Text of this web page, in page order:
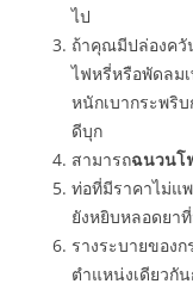
ไป
ถ้าคุณมีปล่องควั
ไฟหรี่หรือพัดลม
หนักเบากระพริ
ดีบุก
สามารถฉนวนโ
ท่อที่มีราคาไม่แ
ยังหยิบหลอดยา
รางระบายของ
ตำแหน่งเดียวกั